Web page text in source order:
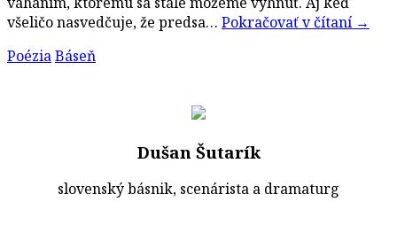
všeličo nasvedčuje, že predsa… Pokračovať v čítaní →
PoéziaBáseň
Dušan Šutarík
slovenský básnik, scenárista a dramaturg